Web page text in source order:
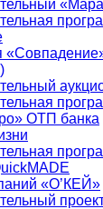
ОТП банка
«О’КЕЙ»